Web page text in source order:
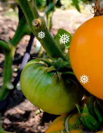
❅
❅
❅
❅